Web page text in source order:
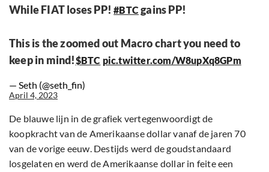
While FIAT loses PP!#BTCgains PP!
This is the zoomed out Macro chart you need to
keep in mind!$BTC pic.twitter.com/W8upXq8GPm
— Seth (@seth_fin)
April 4, 2023
De blauwe lijn in de grafiek vertegenwoordigt de
koopkracht van de Amerikaanse dollar vanaf de jaren 70
van de vorige eeuw. Destijds werd de goudstandaard
losgelaten en werd de Amerikaanse dollar in feite een